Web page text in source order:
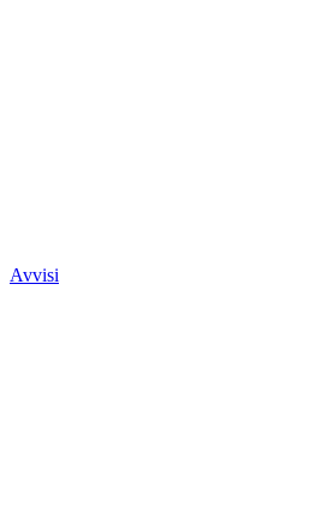
Avvisi